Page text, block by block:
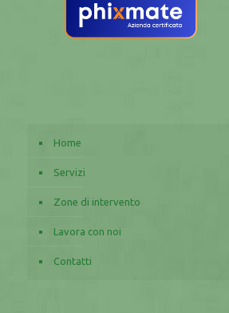
Home
Servizi
Zone di intervento
Lavora con noi
Contatti